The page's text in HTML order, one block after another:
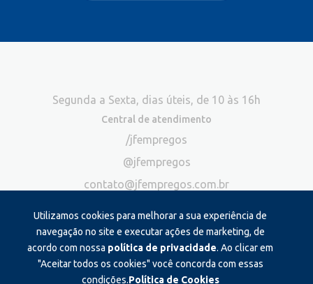
Utilizamos cookies para melhorar a sua experiência de
navegação no site e executar ações de marketing, de
acordo com nossa política de privacidade. Ao clicar em
"Aceitar todos os cookies" você concorda com essas
condições.Política de Cookies
Segunda a Sexta, dias úteis, de 10 às 16h
Central de atendimento
/jfempregos
@jfempregos
contato@jfempregos.com.br
Publicidade
*Exclusivo para atendimento via chat. Não atendemos ligações neste
canal